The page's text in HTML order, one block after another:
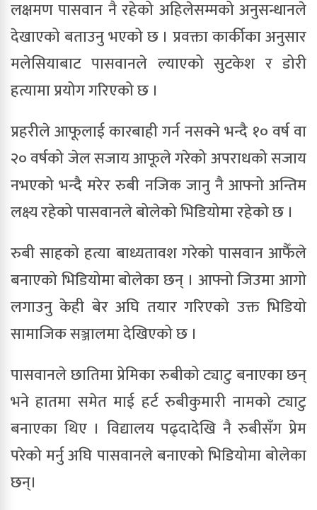
लक्षमण पासवान नै रहेको अहिलेसम्मको अनुसन्धानले
देखाएको बताउनु भएको छ । प्रवक्ता कार्कीका अनुसार
मलेसियाबाट पासवानले ल्याएको सुटकेश र डोरी
हत्यामा प्रयोग गरिएको छ ।
प्रहरीले आफूलाई कारबाही गर्न नसक्ने भन्दै १० वर्ष वा
२० वर्षको जेल सजाय आफूले गरेको अपराधको सजाय
नभएको भन्दै मरेर रुबी नजिक जानु नै आफ्नो अन्तिम
लक्ष्य रहेको पासवानले बोलेको भिडियोमा रहेको छ ।
रुबी साहको हत्या बाध्यतावश गरेको पासवान आफैँले
बनाएको भिडियोमा बोलेका छन् । आफ्नो जिउमा आगो
लगाउनु केही बेर अघि तयार गरिएको उक्त भिडियो
सामाजिक सञ्जालमा देखिएको छ ।
पासवानले छातिमा प्रेमिका रुबीको ट्याटु बनाएका छन्
भने हातमा समेत माई हर्ट रुबीकुमारी नामको ट्याटु
बनाएका थिए । विद्यालय पढ्दादेखि नै रुबीसँग प्रेम
परेको मर्नु अघि पासवानले बनाएको भिडियोमा बोलेका
छन्।